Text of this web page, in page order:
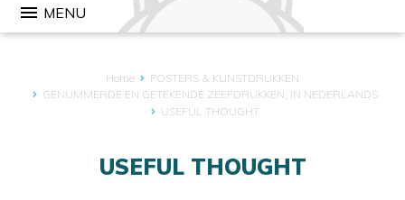
EN
menu MENU
Home
POSTERS & KUNSTDRUKKEN
GENUMMERDE EN GETEKENDE ZEEFDRUKKEN, IN NEDERLANDS
USEFUL THOUGHT
USEFUL THOUGHT